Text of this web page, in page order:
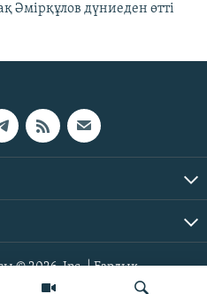
Әмірқұлов дүниеден өтті
© 2026, Inc. | Барлық